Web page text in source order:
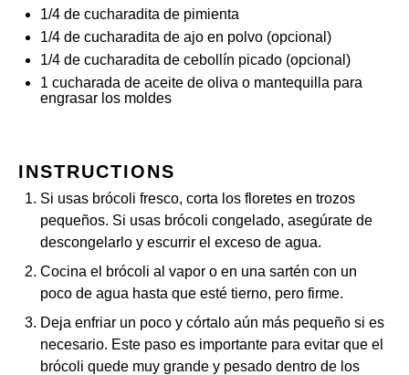
1/4 de cucharadita de pimienta
1/4 de cucharadita de ajo en polvo (opcional)
1/4 de cucharadita de cebollín picado (opcional)
1 cucharada de aceite de oliva o mantequilla para
engrasar los moldes
INSTRUCTIONS
Si usas brócoli fresco, corta los floretes en trozos
pequeños. Si usas brócoli congelado, asegúrate de
descongelarlo y escurrir el exceso de agua.
Cocina el brócoli al vapor o en una sartén con un
poco de agua hasta que esté tierno, pero firme.
Deja enfriar un poco y córtalo aún más pequeño si es
necesario. Este paso es importante para evitar que el
brócoli quede muy grande y pesado dentro de los